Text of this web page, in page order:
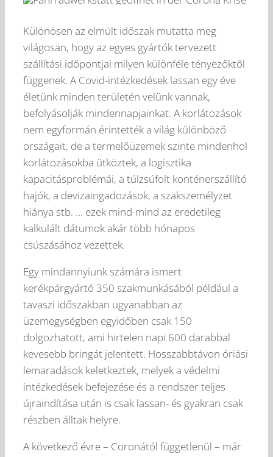
Különösen az elmúlt időszak mutatta meg
világosan, hogy az egyes gyártók tervezett
szállítási időpontjai milyen különféle tényezőktől
függenek. A Covid-intézkedések lassan egy éve
életünk minden területén velünk vannak,
befolyásolják mindennapjainkat. A korlátozások
nem egyformán érintették a világ különböző
országait, de a termelőüzemek szinte mindenhol
korlátozásokba ütköztek, a logisztika
kapacitásproblémái, a túlzsúfolt konténerszállító
hajók, a devizaingadozások, a szakszemélyzet
hiánya stb. … ezek mind-mind az eredetileg
kalkulált dátumok akár több hónapos
csúszásához vezettek.
Egy mindannyiunk számára ismert
kerékpárgyártó 350 szakmunkásából például a
tavaszi időszakban ugyanabban az
üzemegységben egyidőben csak 150
dolgozhatott, ami hirtelen napi 600 darabbal
kevesebb bringát jelentett. Hosszabbtávon óriási
lemaradások keletkeztek, melyek a védelmi
intézkedések befejezése és a rendszer teljes
újraindítása után is csak lassan- és gyakran csak
részben álltak helyre.
A következő évre – Coronától függetlenül – már